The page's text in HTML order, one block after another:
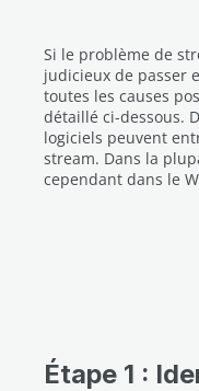
Si le problème de
judicieux de passer
toutes les causes
détaillé ci-dessous.
logiciels peuvent
stream. Dans la
cependant dans le
Étape 1 :